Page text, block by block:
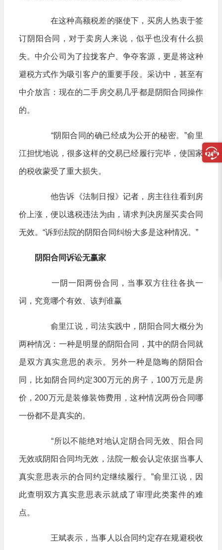
在这种高额税差的驱使下，买房人热衷于签
订阴阳合同，对于卖房人来说，似乎也没有什么损
失。中介公司为了拉拢客户、争夺客源，更是将这种
避税方式作为吸引客户的重要手段。采访中，甚至有
中介放言：现在的二手房交易几乎都是阴阳合同操作
的。
“阴阳合同的确已经成为公开的秘密。”俞里
江担忧地说，很多这样的交易已经履行完毕，使国家
的税收蒙受了重大损失。
他告诉《法制日报》记者，房主往往看到房
价上涨，便以逃税违法为由，请求判决房屋买卖合同
无效。“诉到法院的阴阳合同纠纷大多是这种情况。”
阴阳合同诉讼无赢家
一阴一阳两份合同，当事双方往往各执一
词，究竟哪个有效、该判谁赢
俞里江说，司法实践中，阴阳合同大概分为
两种情况：一种是明显的阴阳合同，其中的阴合同就
是双方真实意思的表示。另外一种是隐晦的阴阳合
同，比如阴合同约定300万元的房子，100万元是房
价，200万元是装修装饰费用，这种情况两份合同哪
一份都不是真实的。
“所以不能绝对地认定阴合同无效、阳合同
无效或阴阳合同均无效，法院一般会认定依据当事人
真实意思表示的合同约定继续履行。”俞里江说，因
此查明双方真实意思表示就成了审理此类案件的难
点。
王斌表示，当事人以合同约定存在规避税收